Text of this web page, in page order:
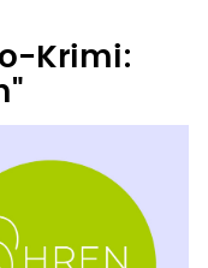
Krimi: